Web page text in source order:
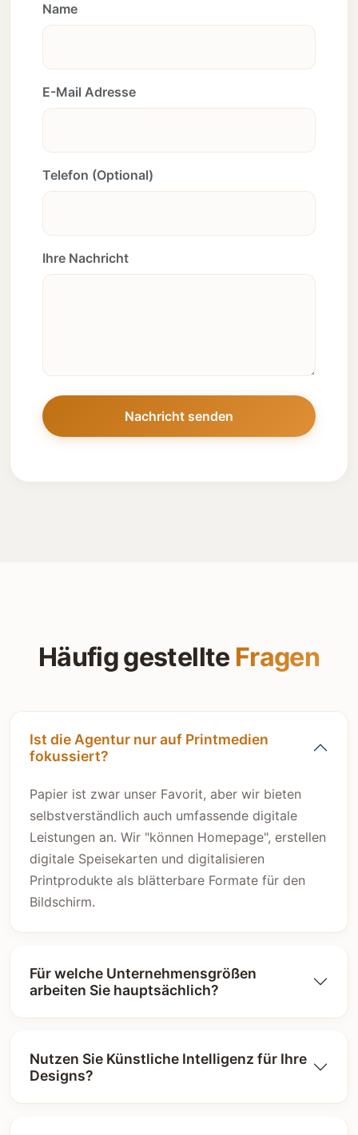
Name
E-Mail Adresse
Telefon (Optional)
Ihre Nachricht
Nachricht senden
Häufig gestellte Fragen
Ist die Agentur nur auf Printmedien
fokussiert?
Papier ist zwar unser Favorit, aber wir bieten
selbstverständlich auch umfassende digitale
Leistungen an. Wir "können Homepage", erstellen
digitale Speisekarten und digitalisieren
Printprodukte als blätterbare Formate für den
Bildschirm.
Für welche Unternehmensgrößen
arbeiten Sie hauptsächlich?
Nutzen Sie Künstliche Intelligenz für Ihre
Designs?